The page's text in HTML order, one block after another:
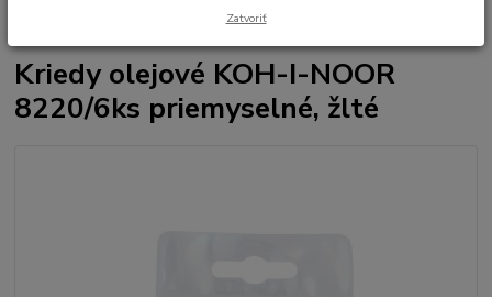
KOH-I-NOOR 8220/6ks priemyselné, žlté
Kriedy olejové KOH-I-NOOR
8220/6ks priemyselné, žlté
Zatvoriť